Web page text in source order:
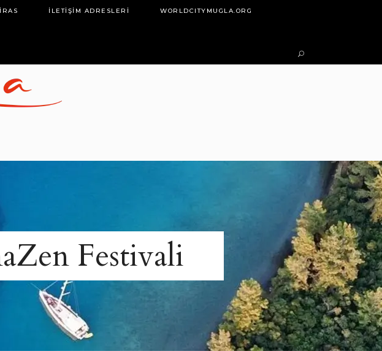
İLETIŞIM ADRESLERI WORLDCITYMUGLA.ORG
Festivali